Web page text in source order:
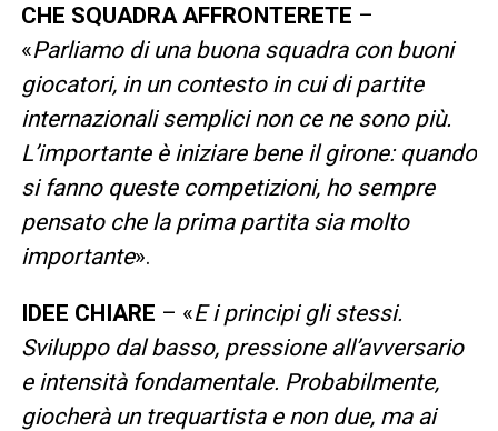
CHE SQUADRA AFFRONTERETE –
«Parliamo di una buona squadra con buoni
giocatori, in un contesto in cui di partite
internazionali semplici non ce ne sono più.
L’importante è iniziare bene il girone: quando
si fanno queste competizioni, ho sempre
pensato che la prima partita sia molto
importante».
IDEE CHIARE – «E i principi gli stessi.
Sviluppo dal basso, pressione all’avversario
e intensità fondamentale. Probabilmente,
giocherà un trequartista e non due, ma ai